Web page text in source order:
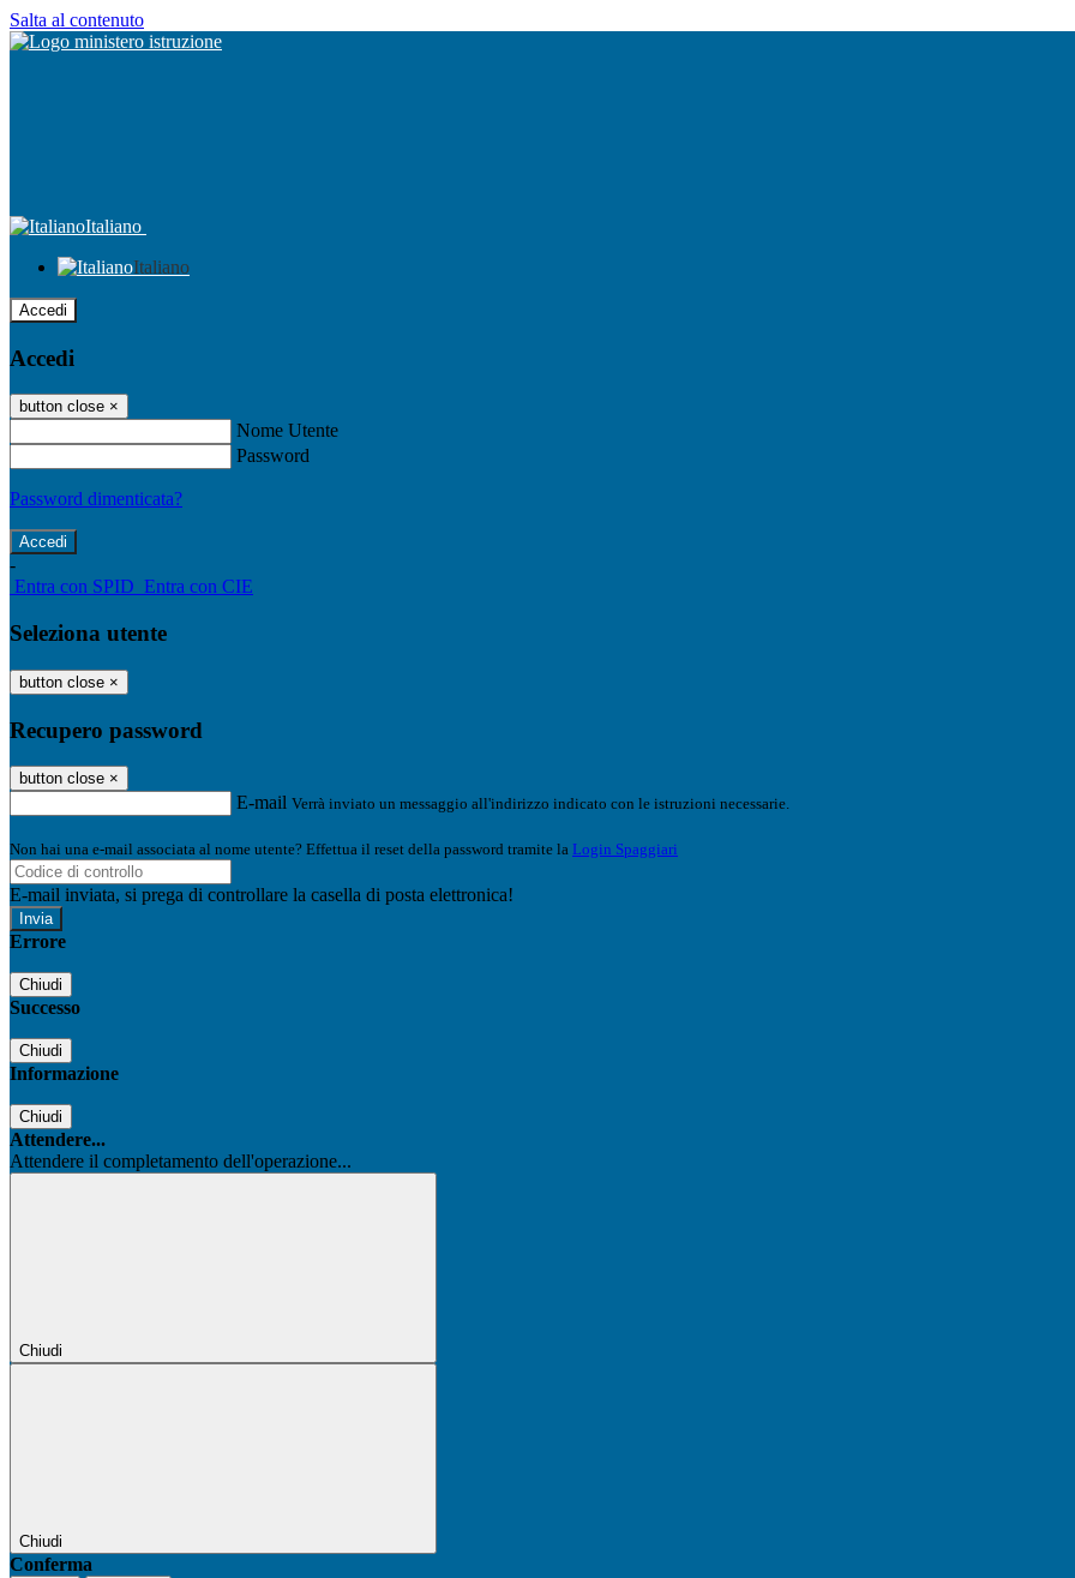
Salta al contenuto
Italiano
Italiano
Accedi
Accedi
button close ×
Nome Utente
Password
Password dimenticata?
-
Entra con SPID Entra con CIE
Seleziona utente
button close ×
Recupero password
button close ×
E-mail Verrà inviato un messaggio all'indirizzo indicato con le istruzioni necessarie.
Non hai una e-mail associata al nome utente? Effettua il reset della password tramite la Login Spaggiari
E-mail inviata, si prega di controllare la casella di posta elettronica!
Errore
Chiudi
Successo
Chiudi
Informazione
Chiudi
Attendere...
Attendere il completamento dell'operazione...
Chiudi
Chiudi
Conferma